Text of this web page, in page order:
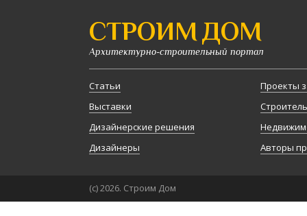
СТРОИМ ДОМ
Архитектурно-строительный портал
Статьи
Выставки
Дизайнерские решения
Дизайнеры
Проекты
Авторы
(с) 2026. Строим Дом